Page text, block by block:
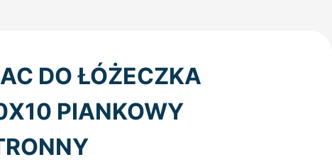
DO ŁÓŻECZKA
PIANKOWY